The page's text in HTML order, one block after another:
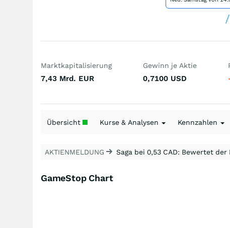
Marktkapitalisierung
7,43 Mrd. EUR
Gewinn je Aktie
0,7100 USD
Übersicht Kurse & Analysen Kennzahlen
AKTIENMELDUNG Saga bei 0,53 CAD: Bewertet
GameStop Chart